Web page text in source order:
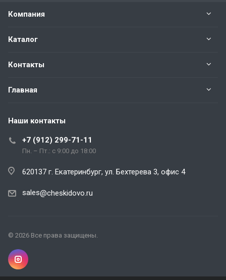
Компания
Каталог
Контакты
Главная
Наши контакты
+7 (912) 299-71-11
Пн. – Пт.: с 9:00 до 18:00
620137 г. Екатеринбург, ул. Бехтерева 3, офис 4
sales@cheskidovo.ru
© 2026 Все права защищены.